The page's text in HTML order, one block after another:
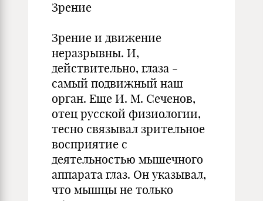
Зрение
Зрение и движение
неразрывны. И,
действительно, глаза -
самый подвижный наш
орган. Еще И. М. Сеченов,
отец русской физиологии,
тесно связывал зрительное
восприятие с
деятельностью мышечного
аппарата глаз. Он указывал,
что мышцы не только